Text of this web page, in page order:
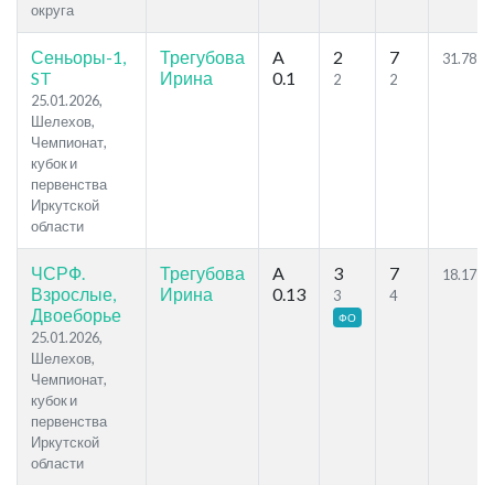
округа
Сеньоры-1,
ST
25.01.2026,
Шелехов,
Чемпионат,
кубок и
первенства
Иркутской
области
Трегубова
Ирина
A
0.1
2
2
7
2
31.78
ЧСРФ.
Взрослые,
Двоеборье
25.01.2026,
Шелехов,
Чемпионат,
кубок и
первенства
Иркутской
области
Трегубова
Ирина
A
0.13
3
3
ФО
7
4
18.17